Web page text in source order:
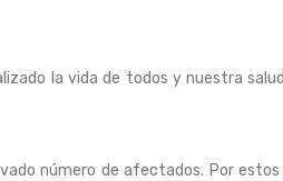
la vida de todos y nuestra
número de afectados. Por